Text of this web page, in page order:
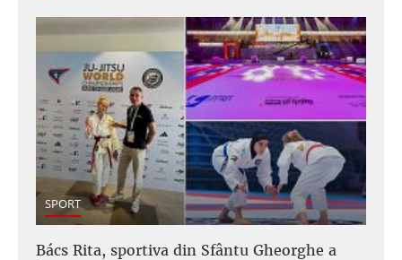
SPORT
Bács Rita, sportiva din Sfântu Gheorghe a